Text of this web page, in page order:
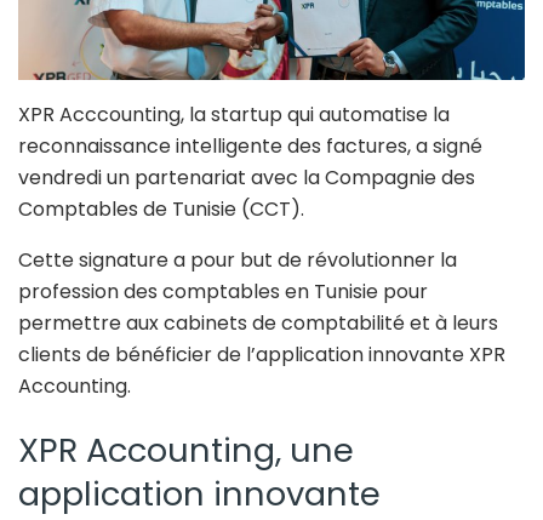
XPR Acccounting, la startup qui automatise la
reconnaissance intelligente des factures, a signé
vendredi un partenariat avec la Compagnie des
Comptables de Tunisie (CCT).
Cette signature a pour but de révolutionner la
profession des comptables en Tunisie pour
permettre aux cabinets de comptabilité et à leurs
clients de bénéficier de l’application innovante XPR
Accounting.
XPR Accounting, une
application innovante